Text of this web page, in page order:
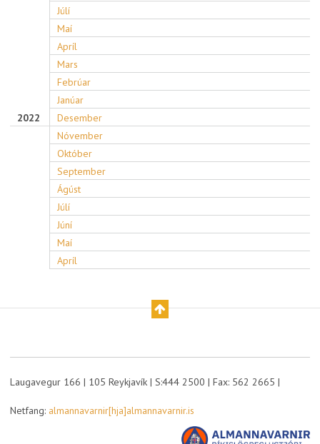
Júlí
Maí
Apríl
Mars
Febrúar
Janúar
2022
Desember
Nóvember
Október
September
Ágúst
Júlí
Júní
Maí
Apríl
Laugavegur 166 | 105 Reykjavík | S:444 2500 | Fax: 562 2665 |
Netfang: almannavarnir[hja]almannavarnir.is